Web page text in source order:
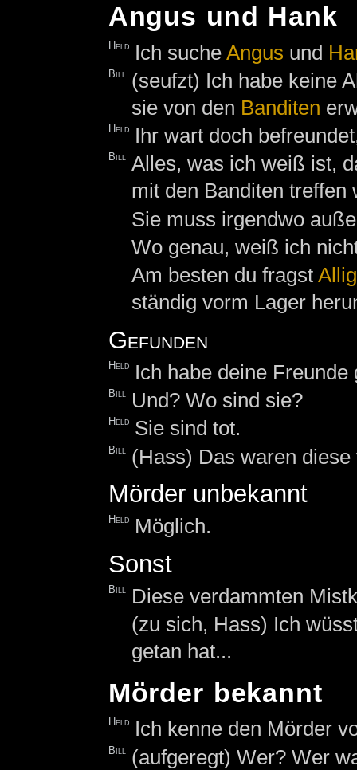
Angus und Hank
Held Ich sucheAngus und
Bill
(seufzt) Ich habe keine
sie von den Banditen
Held Ihr wart doch
Bill Alles, was ich weiß ist,
mit den Banditen treffen
Sie muss irgendwo
Wo genau, weiß ich
Am besten du fragst
ständig vorm Lager
Gefunden
Held Ich habe deine Freunde
Bill Und? Wo sind sie?
Held Sie sind tot.
Bill (Hass) Das waren
Mörder unbekannt
Held Möglich.
Sonst
Bill
Diese verdammten
(zu sich, Hass) Ich
getan hat...
Mörder bekannt
Held Ich kenne den Mörder
Bill (aufgeregt) Wer? Wer